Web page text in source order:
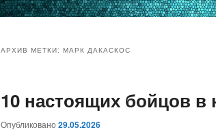
основному
дополнительному
АРХИВ МЕТКИ:МАРК ДАКАСКОС
10 настоящих бойцов в
Опубликовано29.05.2026